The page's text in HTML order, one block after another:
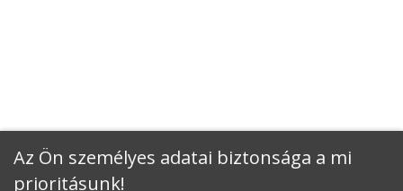
Az Ön személyes adatai biztonsága a mi
prioritásunk!